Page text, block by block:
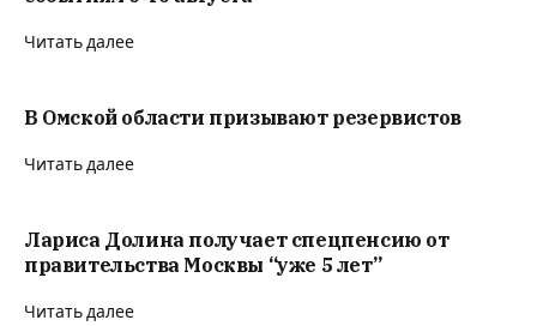
Читать далее
В Омской области призывают резервистов
Читать далее
Лариса Долина получает спецпенсию от
правительства Москвы “уже 5 лет”
Читать далее